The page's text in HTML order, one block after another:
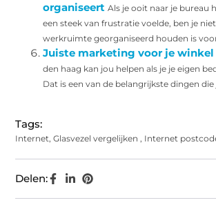
organiseert Als je ooit naar je bureau
een steek van frustratie voelde, ben je
werkruimte georganiseerd houden is
Juiste marketing voor je winkel
den haag kan jou helpen als je je eigen
Dat is een van de belangrijkste dingen
Tags:
Internet,Glasvezel vergelijken , Internet
Delen: